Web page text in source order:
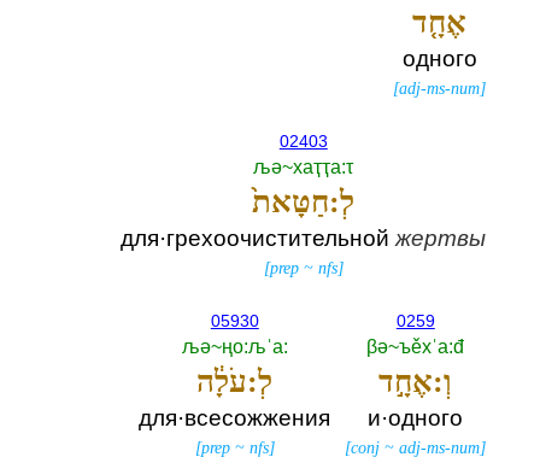
אֶחָ֤ד
одного
[adj-ms-num]
02403
љә~хаҭҭа:τ
לְ:חַטָּאת֙
для·грехоочистительнойжертвы
[prep~ nfs]
0259
βә~ъěхˈа:đ
וְ:אֶחָ֣ד
и·одного
[conj ~adj-ms-num]
05930
љә~ңо:љˈа:‎
לְ:עֹלָ֔ה
для·всесожжения
[prep~ nfs]